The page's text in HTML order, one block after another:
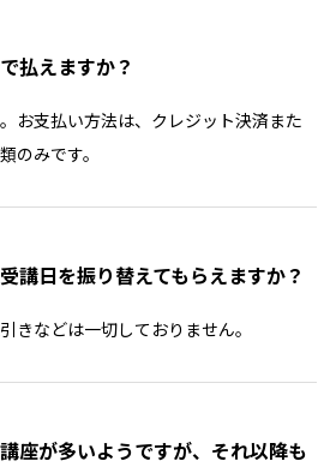
払えますか？
お支払い方法は、クレジット決済また
のみです。
講日を振り替えてもらえますか？
きなどは一切しておりません。
座が多いようですが、それ以降も